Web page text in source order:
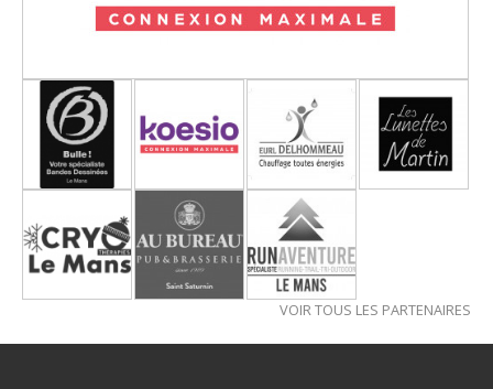
VOIR TOUS LES PARTENAIRES